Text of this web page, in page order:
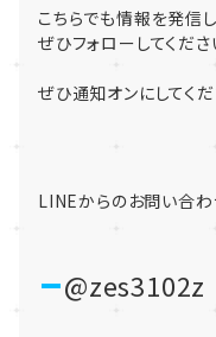
こちらでも情報を発信
ぜひフォローしてくださ
ぜひ通知オンにしてく
LINEからのお問い合わ
@zes3102z